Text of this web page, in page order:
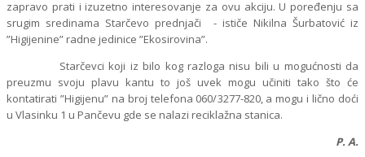
zapravo prati i izuzetno interesovanje za ovu akciju. U poređenju sa
srugim sredinama Starčevo prednjači - ističe Nikilna Šurbatović iz
”Higijenine” radne jedinice ”Ekosirovina”.
Starčevci koji iz bilo kog razloga nisu bili u mogućnosti da
preuzmu svoju plavu kantu to još uvek mogu učiniti tako što će
kontatirati ”Higijenu” na broj telefona 060/3277-820, a mogu i lično doći
u Vlasinku 1 u Pančevu gde se nalazi reciklažna stanica.
P. A.